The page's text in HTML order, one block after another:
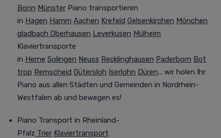
Bonn Münster Piano transportieren
in Hagen Hamm Aachen Krefeld Gelsenkirchen Mönchen
gladbach Oberhausen Leverkusen Mülheim
Klaviertransporte
in Herne Solingen Neuss Recklinghausen Paderborn Bot
trop Remscheid Gütersloh Iserlohn Düren... wir holen Ihr
Piano aus allen Städten und Gemeinden in Nordrhein-
Westfalen ab und bewegen es!
Piano Transport in Rheinland-
Pfalz Trier Klaviertransport